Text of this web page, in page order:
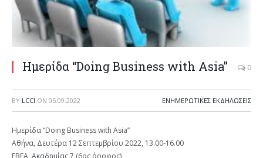
Ημερίδα “Doing Business with Asia” 0
BY LCCI ON 05.09.2022 ΕΝΗΜΕΡΩΤΙΚΕΣ ΕΚΔΗΛΩΣΕΙΣ
Ημερίδα “Doing Business with Asia”
Αθήνα, Δευτέρα 12 Σεπτεμβρίου 2022, 13.00-16.00
ΕΒΕΑ, Ακαδημίας 7 (6ος όροφος)